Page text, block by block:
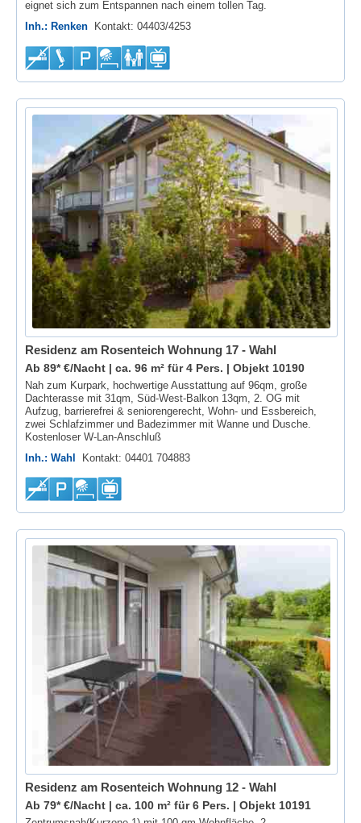
eignet sich zum Entspannen nach einem tollen Tag.
Inh.: Renken
Kontakt: 04403/4253
Residenz am Rosenteich Wohnung 17 - Wahl
Ab 89* €/Nacht | ca. 96 m² für 4 Pers. | Objekt 10190
Nah zum Kurpark, hochwertige Ausstattung auf 96qm, große
Dachterasse mit 31qm, Süd-West-Balkon 13qm, 2. OG mit
Aufzug, barrierefrei & seniorengerecht, Wohn- und Essbereich,
zwei Schlafzimmer und Badezimmer mit Wanne und Dusche.
Kostenloser W-Lan-Anschluß
Inh.: Wahl
Kontakt: 04401 704883
Residenz am Rosenteich Wohnung 12 - Wahl
Ab 79* €/Nacht | ca. 100 m² für 6 Pers. | Objekt 10191